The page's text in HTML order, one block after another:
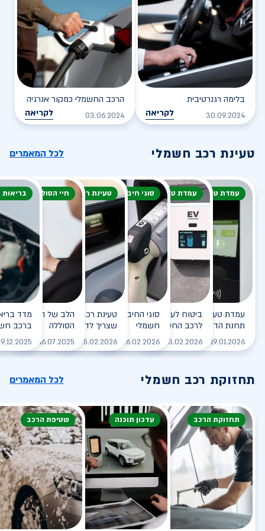
בלימה רגנרטיבית
30.09.2024 לקריאה
הרכב החשמלי כמקור אנרגיה
03.06.2024 לקריאה
טעינת רכב חשמלי לכל המאמרים
עמדת טעינה
עמדת טעינה - הסוף של
תחנת הדלק?
19.01.2026 לקריאה
עמדת טעינה
ביטוח לעמדת טעינה ביתית
לרכב החשמלי
03.02.2026 לקריאה
סוגי חיבור
סוגי החיבורים לטעינת רכב
חשמלי
26.02.2026 לקריאה
טעינת רכב חשמלי
טעינת רכב חשמלי - כל מה
שצריך לדעת
25.02.2026 לקריאה
חיי הסוללה
הלב של הרכב
הסוללה
16.07.2025
ברכב
תחזוקת רכב חשמלי לכל המאמרים
תחזוקת הרכב עדכון תוכנה שטיפת הרכב